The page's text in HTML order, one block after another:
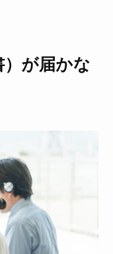
）が届かな